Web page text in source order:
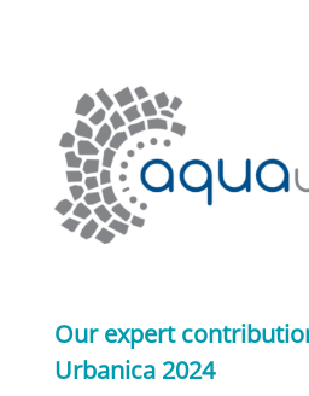
Our expert
Urbanica 2024